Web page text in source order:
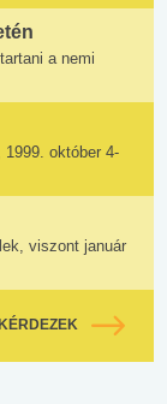
a nemi
október 4-
viszont január